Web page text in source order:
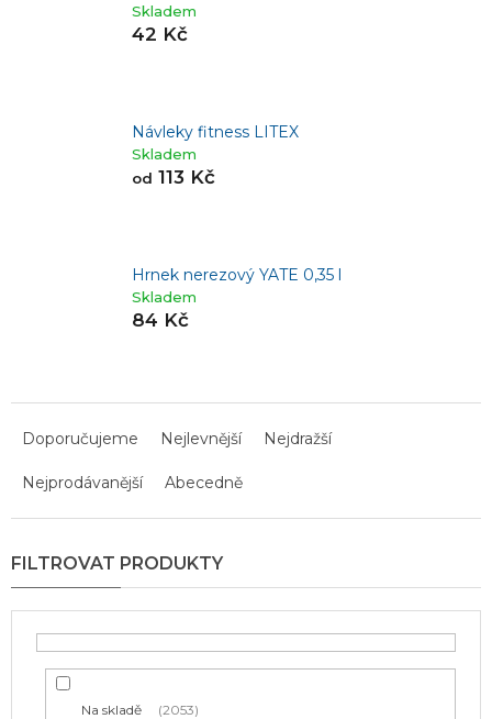
Skladem
42 Kč
Návleky fitness LITEX
Skladem
od 113 Kč
Hrnek nerezový YATE 0,35 l
Skladem
84 Kč
p
r
o
Doporučujeme Nejlevnější Nejdražší
Nejprodávanější Abecedně
Na skladě 2053